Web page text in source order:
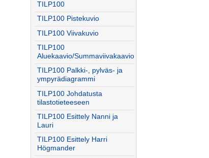
TILP100
TILP100 Pistekuvio
TILP100 Viivakuvio
TILP100
Aluekaavio/Summaviivakaavio
TILP100 Palkki-, pylväs- ja
ympyrädiagrammi
TILP100 Johdatusta
tilastotieteeseen
TILP100 Esittely Nanni ja
Lauri
TILP100 Esittely Harri
Högmander